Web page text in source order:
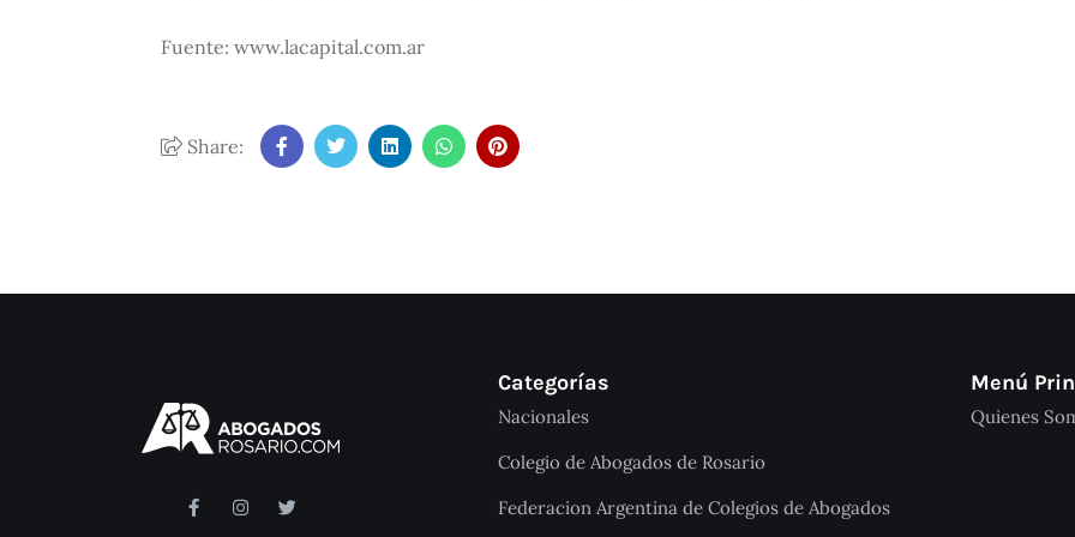
Fuente: www.lacapital.com.ar
Share:
Categorías
Nacionales
Colegio de Abogados de Rosario
Federacion Argentina de Colegios de Abogados
Menú
Quienes